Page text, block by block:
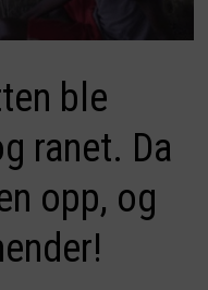
ble
ranet. Da
opp, og